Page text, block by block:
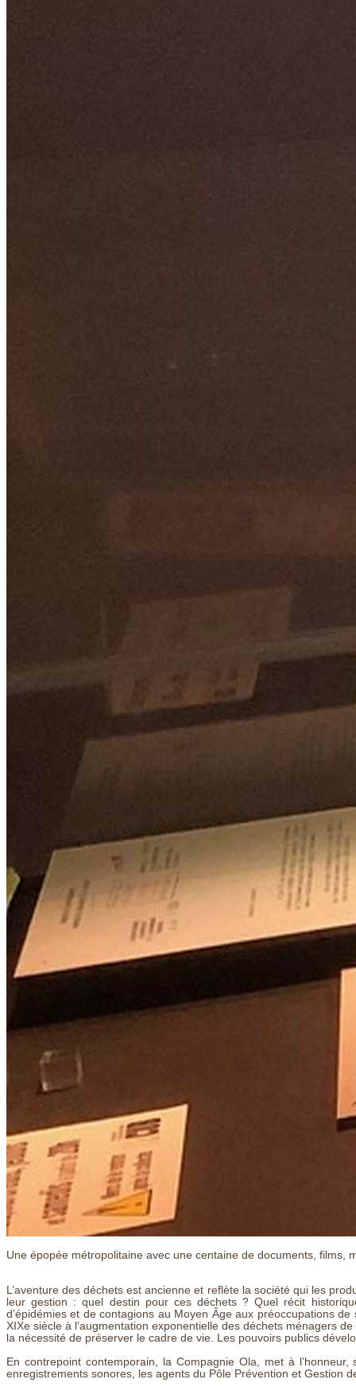
Une épopée métropolitaine avec une centaine de documents, films,
L’aventure des déchets est ancienne et reflète la société qui les
leur gestion : quel destin pour ces déchets ? Quel récit
d’épidémies et de contagions au Moyen Âge aux préoccupations
XIXe siècle à l’augmentation exponentielle des déchets ménagers
la nécessité de préserver le cadre de vie. Les pouvoirs publics
En contrepoint contemporain, la Compagnie Ola, met à
enregistrements sonores, les agents du Pôle Prévention et Gestion